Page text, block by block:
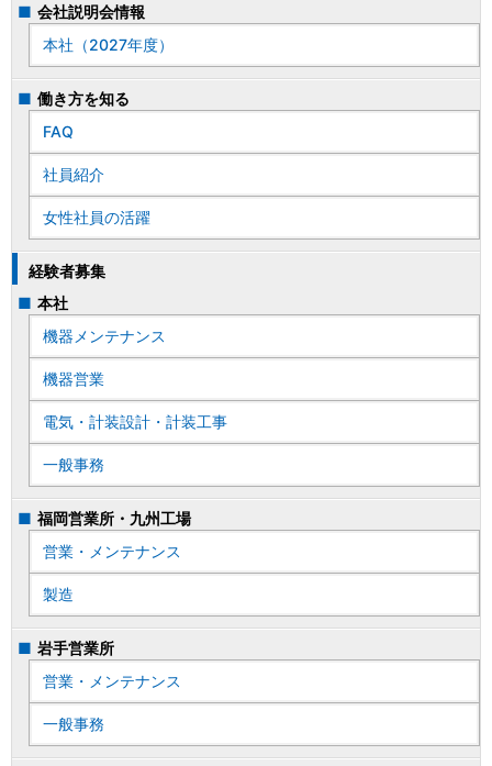
会社説明会情報
本社（2027年度）
働き方を知る
FAQ
社員紹介
女性社員の活躍
経験者募集
本社
機器メンテナンス
機器営業
電気・計装設計・計装工事
一般事務
福岡営業所・九州工場
営業・メンテナンス
製造
岩手営業所
営業・メンテナンス
一般事務